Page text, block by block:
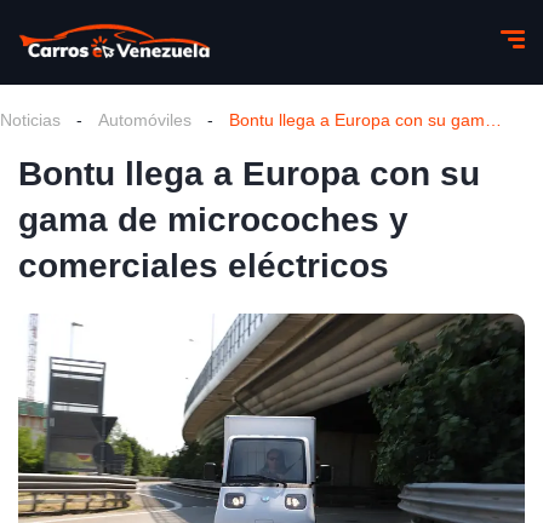
Noticias - Automóviles -
Bontu llega a Europa con su
gama de microcoches y
comerciales eléctricos